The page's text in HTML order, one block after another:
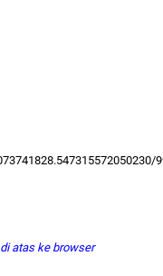
atas ke browser